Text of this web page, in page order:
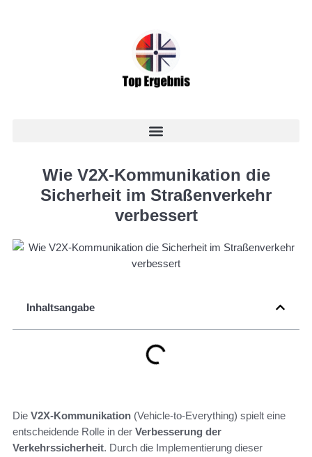
Wie V2X-Kommunikation die
Sicherheit im Straßenverkehr
verbessert
Inhaltsangabe
Die V2X-Kommunikation (Vehicle-to-Everything) spielt eine
entscheidende Rolle in der Verbesserung der
Verkehrssicherheit. Durch die Implementierung dieser